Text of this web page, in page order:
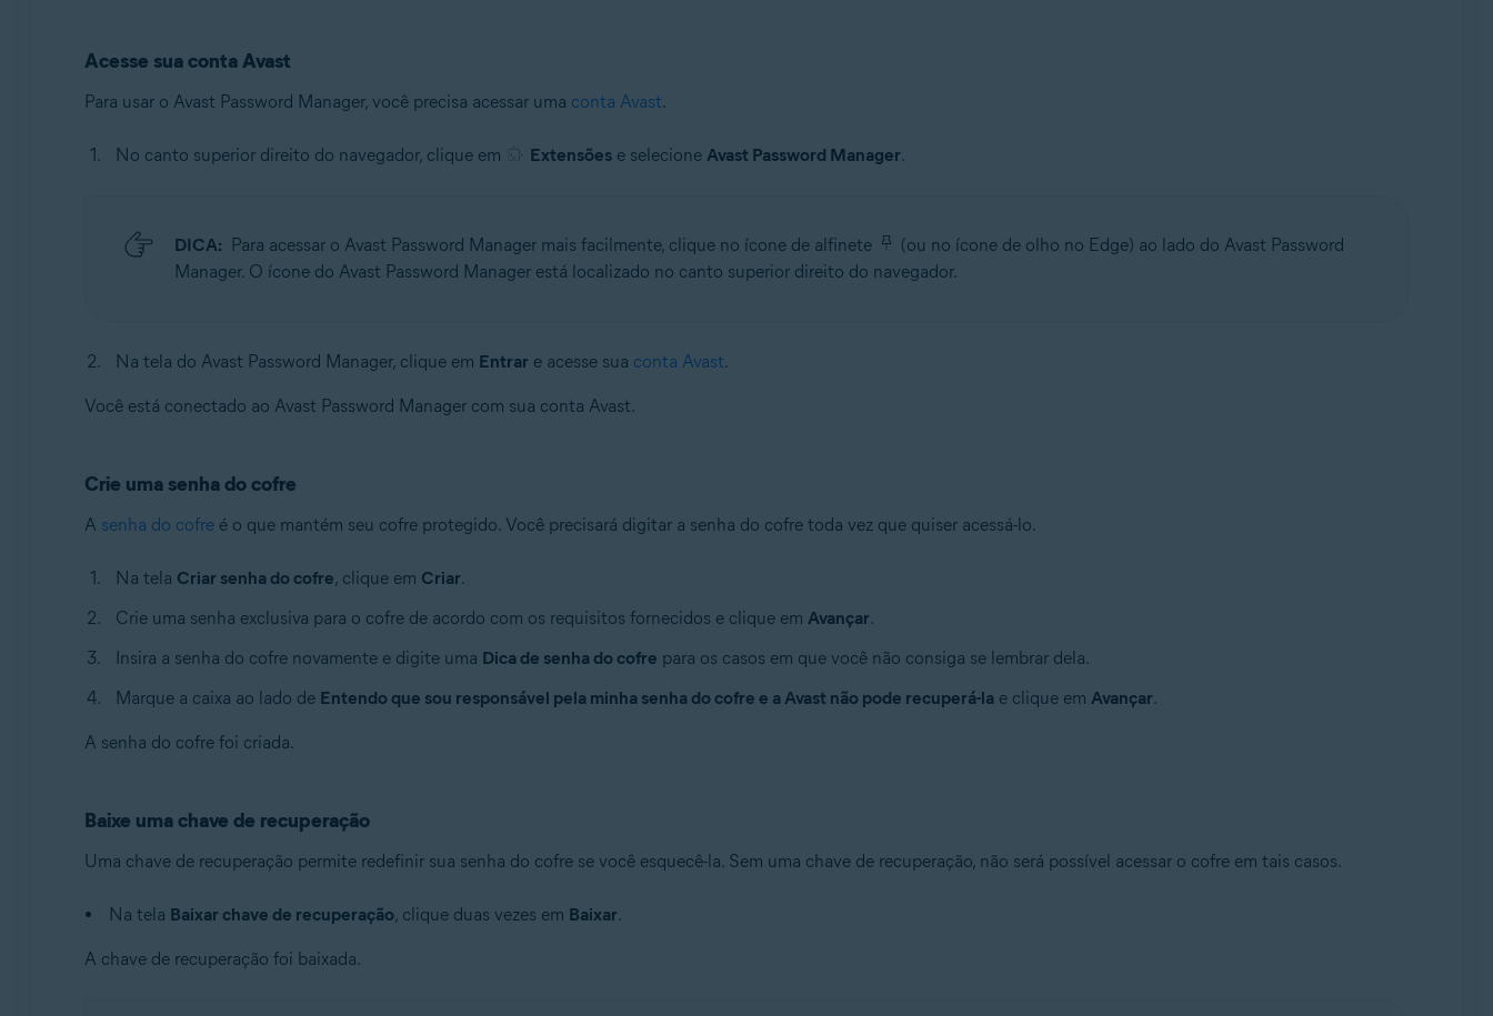
Acesse sua conta Avast
Para usar o Avast Password Manager, você precisa acessar uma conta Avast.
No canto superior direito do navegador, clique em Extensõese selecione Avast Password Manager.
DICA: Para acessar o Avast Password Manager mais facilmente, clique no ícone de alfinete
(ou no ícone de olho no Edge) ao lado do Avast Password
Manager. O ícone do Avast Password Manager está localizado no canto superior direito do navegador.
Na tela do Avast Password Manager, clique em Entrar e acesse sua conta Avast.
Você está conectado ao Avast Password Manager com sua conta Avast.
Crie uma senha do cofre
A senha do cofreé o que mantém seu cofre protegido. Você precisará digitar a senha do cofre toda vez que quiser acessá-lo.
Na tela Criar senha do cofre, clique em Criar.
Crie uma senha exclusiva para o cofre de acordo com os requisitos fornecidos e clique em Avançar.
Insira a senha do cofre novamente e digite uma Dica de senha do cofre para os casos em que você não consiga se lembrar dela.
Marque a caixa ao lado de Entendo que sou responsável pela minha senha do cofre e a Avast não pode recuperá-lae clique em Avançar.
A senha do cofre foi criada.
Baixe uma chave de recuperação
Uma chave de recuperação permite redefinir sua senha do cofre se você esquecê-la. Sem uma chave de recuperação, não será possível acessar o cofre em tais casos.
Na tela Baixar chave de recuperação, clique duas vezes em Baixar.
A chave de recuperação foi baixada.